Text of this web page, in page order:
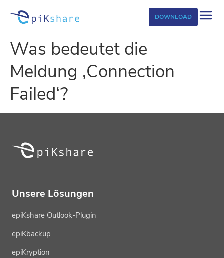
DOWNLOAD
Was bedeutet die
Meldung ‚Connection
Failed‘?
Unsere Lösungen
epiKshare Outlook-Plugin
epiKbackup
epiKryption